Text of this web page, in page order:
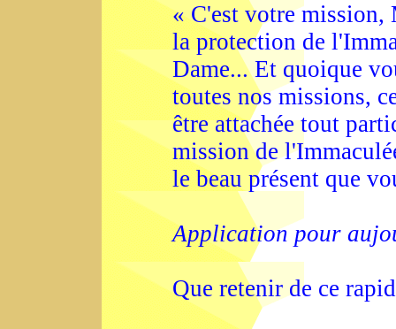
« C'est votre mission,
la protection de
Dame... Et quoique
toutes nos missions,
être attachée tout
mission de
le beau présent que
Application pour
Que retenir de ce